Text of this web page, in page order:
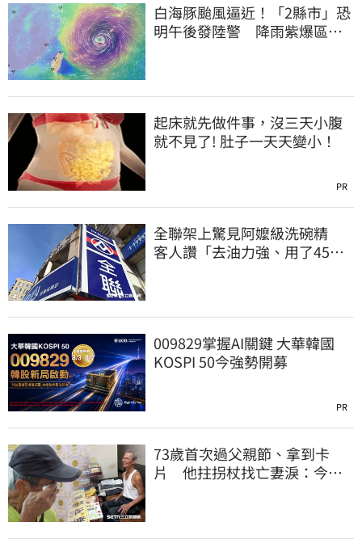
白海豚颱風逼近！「2縣市」恐
明午後發陸警 降雨紫爆區域
起床就先做件事，沒三天小腹
就不見了! 肚子一天天變小！
PR
全聯架上驚見阿嬤級洗碗精
客人讚「去油力強、用了45
009829掌握AI關鍵 大華韓國
KOSPI 50今強勢開募
PR
73歲首次過父親節、拿到卡
片 他拄拐杖找亡妻淚：今天